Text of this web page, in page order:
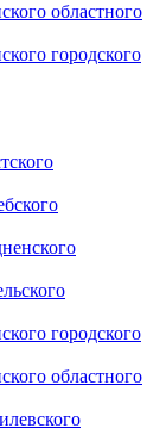
областного
городского
городского
областного